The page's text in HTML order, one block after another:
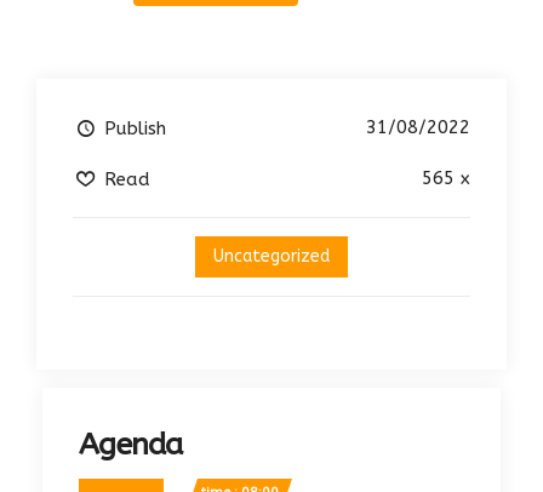
Publish 31/08/2022
Read 565 x
Uncategorized
Agenda